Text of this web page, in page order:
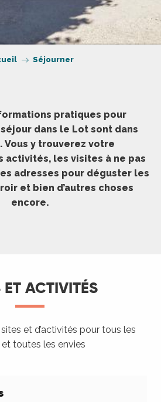
Séjourner
pratiques pour
dans le Lot sont dans
Vous y trouverez votre
activités, les visites à ne pas
adresses pour déguster les
et bien d’autres choses
encore.
ET ACTIVITÉS
et d’activités pour tous les
toutes les envies